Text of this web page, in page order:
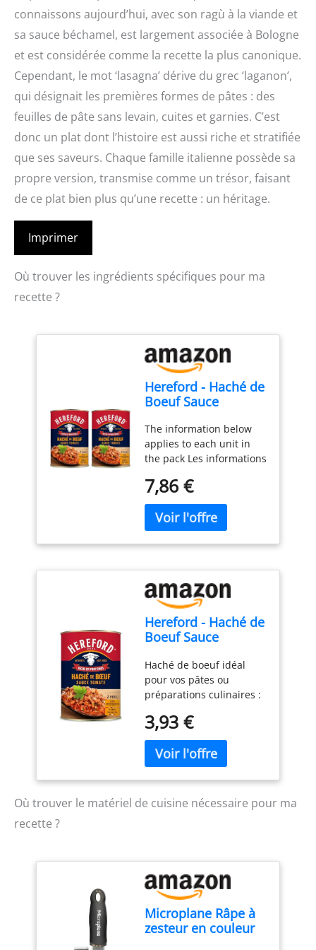
connaissons aujourd’hui, avec son ragù à la viande et
sa sauce béchamel, est largement associée à Bologne
et est considérée comme la recette la plus canonique.
Cependant, le mot ‘lasagna’ dérive du grec ‘laganon’,
qui désignait les premières formes de pâtes : des
feuilles de pâte sans levain, cuites et garnies. C’est
donc un plat dont l’histoire est aussi riche et stratifiée
que ses saveurs. Chaque famille italienne possède sa
propre version, transmise comme un trésor, faisant
de ce plat bien plus qu’une recette : un héritage.
Imprimer
Où trouver les ingrédients spécifiques pour ma
recette ?
Hereford - Haché de
Boeuf Sauce
origine France -
Sans conservateur -
Prêt à consommer
(Lot de 2)
The information below
applies to each unit in
the pack Les informations
chaque unité du pack
Haché de boeuf idéal
pour vos pâtes ou
préparations culinaires :
Pizza, Lasagne, Riz Pour
7,86 €
Hereford - Haché de
Boeuf Sauce
origine France -
Sans conservateur -
Prêt à consommer
Haché de boeuf idéal
pour vos pâtes ou
préparations culinaires :
deux personnes
Conservation 4 ans
3,93 €
Où trouver le matériel de cuisine nécessaire pour ma
recette ?
Microplane Râpe à
zesteur en couleur